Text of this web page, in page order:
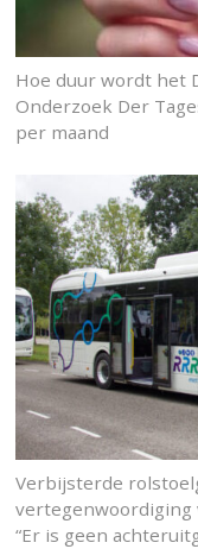
Hoe duur wordt het
Onderzoek Der
per maand
Verbijsterde
vertegenwoordiging
“Er is geen